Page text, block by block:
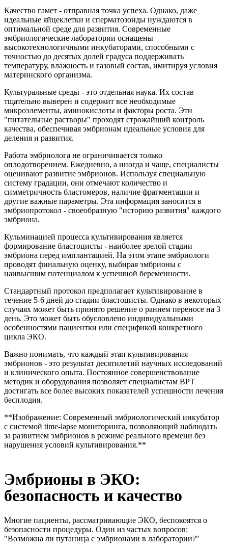
Качество гамет - отправная точка успеха. Однако, даже
идеальные яйцеклетки и сперматозоиды нуждаются в
оптимальной среде для развития. Современные
эмбриологические лаборатории оснащены
высокотехнологичными инкубаторами, способными с
точностью до десятых долей градуса поддерживать
температуру, влажность и газовый состав, имитируя условия
материнского организма.
Культуральные среды - это отдельная наука. Их состав
тщательно выверен и содержит все необходимые
микроэлементы, аминокислоты и факторы роста. Эти
"питательные растворы" проходят строжайший контроль
качества, обеспечивая эмбрионам идеальные условия для
деления и развития.
Работа эмбриолога не ограничивается только
оплодотворением. Ежедневно, а иногда и чаще, специалисты
оценивают развитие эмбрионов. Используя специальную
систему градации, они отмечают количество и
симметричность бластомеров, наличие фрагментации и
другие важные параметры. Эта информация заносится в
эмбриопротокол - своеобразную "историю развития" каждого
эмбриона.
Кульминацией процесса культивирования является
формирование бластоцисты - наиболее зрелой стадии
эмбриона перед имплантацией. На этом этапе эмбриологи
проводят финальную оценку, выбирая эмбрионы с
наивысшим потенциалом к успешной беременности.
Стандартный протокол предполагает культивирование в
течение 5-6 дней до стадии бластоцисты. Однако в некоторых
случаях может быть принято решение о раннем переносе на 3
день. Это может быть обусловлено индивидуальными
особенностями пациентки или спецификой конкретного
цикла ЭКО.
Важно понимать, что каждый этап культивирования
эмбрионов - это результат десятилетий научных исследований
и клинического опыта. Постоянное совершенствование
методик и оборудования позволяет специалистам ВРТ
достигать все более высоких показателей успешности лечения
бесплодия.
**Изображение: Современный эмбриологический инкубатор
с системой time-lapse мониторинга, позволяющий наблюдать
за развитием эмбрионов в режиме реального времени без
нарушения условий культивирования.**
Эмбрионы в ЭКО:
безопасность и качество
Многие пациенты, рассматривающие ЭКО, беспокоятся о
безопасности процедуры. Один из частых вопросов:
"Возможна ли путаница с эмбрионами в лаборатории?"